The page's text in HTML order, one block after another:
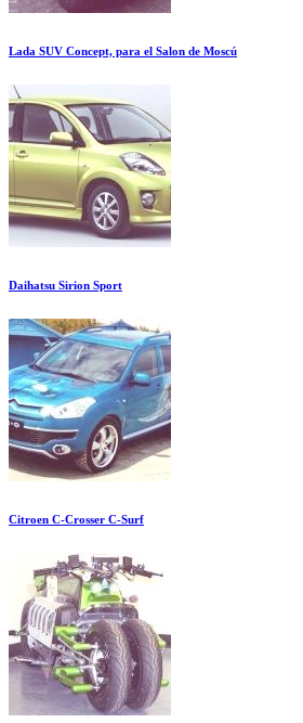
Lada SUV Concept, para el Salon de Moscú
Daihatsu Sirion Sport
Citroen C-Crosser C-Surf